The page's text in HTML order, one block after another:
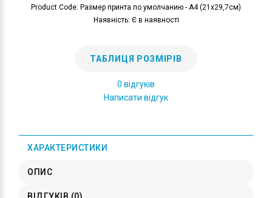
Product Code: Размер принта по умолчанию - А4 (21x29,7см)
Наявність: Є в наявності
ТАБЛИЦЯ РОЗМІРІВ
0 відгуків
Написати відгук
ХАРАКТЕРИСТИКИ
ОПИС
ВІДГУКІВ (0)